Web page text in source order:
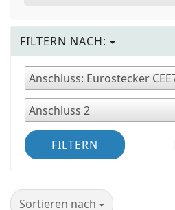
FILTERN NACH:
FILTERN
Sortieren nach
Sortieren nach